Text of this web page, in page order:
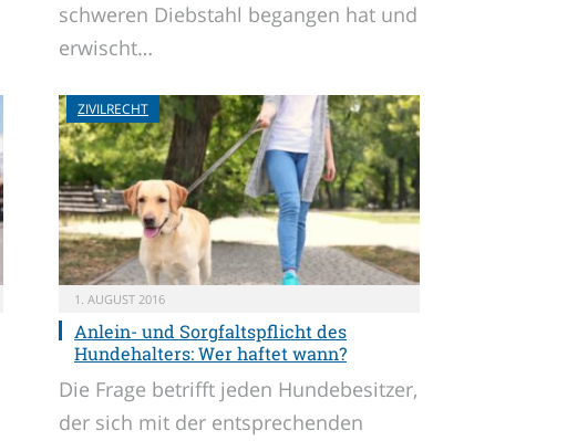
schweren Diebstahl begangen hat und
erwischt…
ZIVILRECHT
1. AUGUST 2016
Anlein- und Sorgfaltspflicht des
Hundehalters: Wer haftet wann?
Die Frage betrifft jeden Hundebesitzer,
der sich mit der entsprechenden